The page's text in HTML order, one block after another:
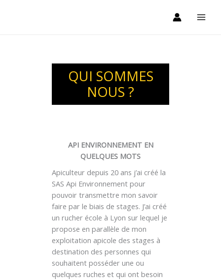
QUI SOMMES
NOUS ?
API ENVIRONNEMENT EN
QUELQUES MOTS
Apiculteur depuis 20 ans j’ai créé la
SAS Api Environnement pour
pouvoir transmettre mon savoir
faire par le biais de stages. J’ai créé
un rucher école à Lyon sur lequel je
propose en parallèle de mon
exploitation apicole des stages à
destination des personnes qui
souhaitent posséder une ou
quelques ruches et qui ont besoin